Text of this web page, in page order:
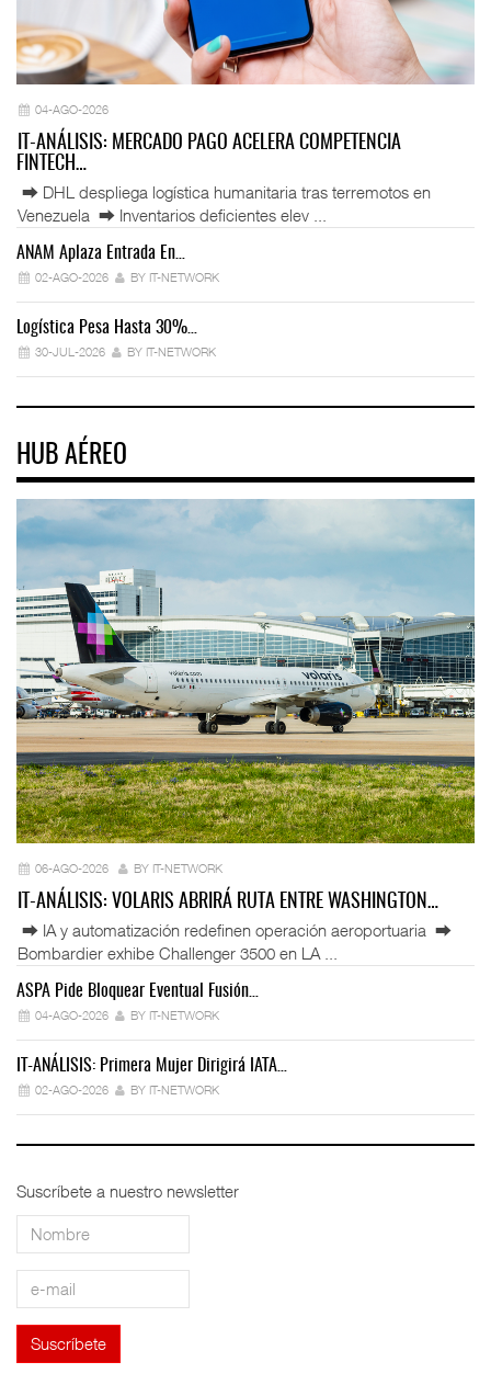
04-AGO-2026
IT-ANÁLISIS: MERCADO PAGO ACELERA COMPETENCIA
FINTECH…
⮕ DHL despliega logística humanitaria tras terremotos en
Venezuela ⮕ Inventarios deficientes elev ...
ANAM Aplaza Entrada En…
02-AGO-2026 BY IT-NETWORK
Logística Pesa Hasta 30%…
30-JUL-2026 BY IT-NETWORK
HUB AÉREO
06-AGO-2026 BY IT-NETWORK
IT-ANÁLISIS: VOLARIS ABRIRÁ RUTA ENTRE WASHINGTON…
⮕ IA y automatización redefinen operación aeroportuaria ⮕
Bombardier exhibe Challenger 3500 en LA ...
ASPA Pide Bloquear Eventual Fusión…
04-AGO-2026 BY IT-NETWORK
IT-ANÁLISIS: Primera Mujer Dirigirá IATA…
02-AGO-2026 BY IT-NETWORK
Suscríbete a nuestro newsletter